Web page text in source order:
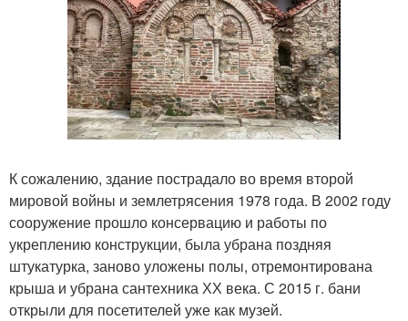
К сожалению, здание пострадало во время второй
мировой войны и землетрясения 1978 года. В 2002 году
сооружение прошло консервацию и работы по
укреплению конструкции, была убрана поздняя
штукатурка, заново уложены полы, отремонтирована
крыша и убрана сантехника ХХ века. С 2015 г. бани
открыли для посетителей уже как музей.